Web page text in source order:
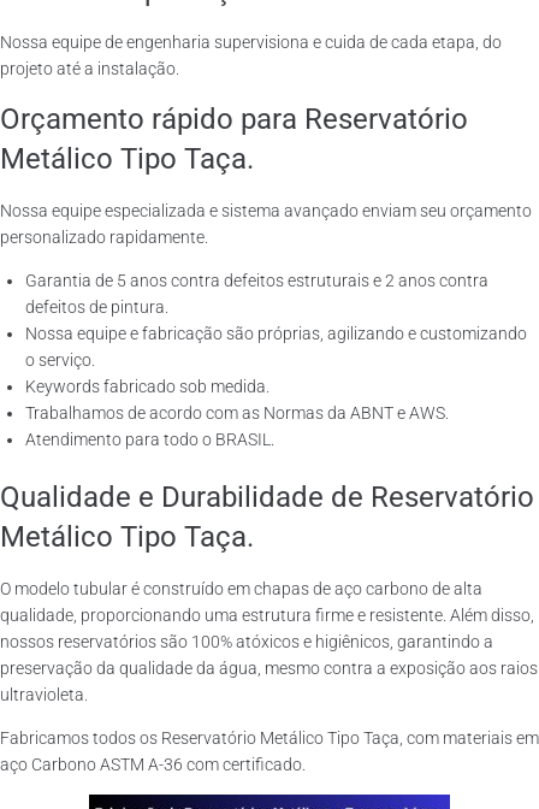
Nossa equipe de engenharia supervisiona e cuida de cada etapa, do
projeto até a instalação.
Orçamento rápido para Reservatório
Metálico Tipo Taça.
Nossa equipe especializada e sistema avançado enviam seu orçamento
personalizado rapidamente.
Garantia de 5 anos contra defeitos estruturais e 2 anos contra
defeitos de pintura.
Nossa equipe e fabricação são próprias, agilizando e customizando
o serviço.
Keywords fabricado sob medida.
Trabalhamos de acordo com as Normas da ABNT e AWS.
Atendimento para todo o BRASIL.
Qualidade e Durabilidade de Reservatório
Metálico Tipo Taça.
O modelo tubular é construído em chapas de aço carbono de alta
qualidade, proporcionando uma estrutura firme e resistente. Além disso,
nossos reservatórios são 100% atóxicos e higiênicos, garantindo a
preservação da qualidade da água, mesmo contra a exposição aos raios
ultravioleta.
Fabricamos todos os Reservatório Metálico Tipo Taça, com materiais em
aço Carbono ASTM A-36 com certificado.